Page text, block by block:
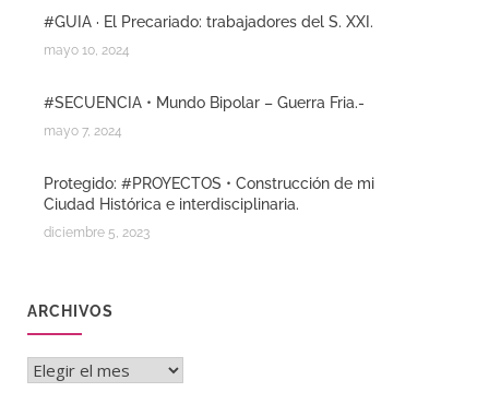
#GUIA · El Precariado: trabajadores del S. XXI.
mayo 10, 2024
#SECUENCIA • Mundo Bipolar – Guerra Fria.-
mayo 7, 2024
Protegido: #PROYECTOS • Construcción de mi
Ciudad Histórica e interdisciplinaria.
diciembre 5, 2023
ARCHIVOS
Archivos